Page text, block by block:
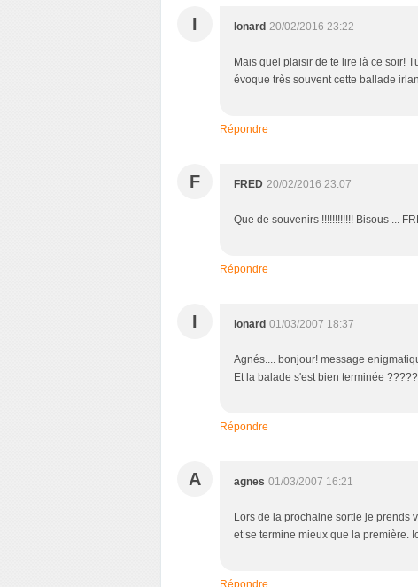
I Ionard 20/02/2016 23:22
Mais quel plaisir de te lire là ce soir!
évoque très souvent cette ballade
Répondre
F FRED 20/02/2016 23:07
Que de souvenirs !!!!!!!!!!!! Bisous ...
Répondre
I ionard 01/03/2007 18:37
Agnés.... bonjour! message
Et la balade s'est bien terminée
Répondre
A agnes 01/03/2007 16:21
Lors de la prochaine sortie je prends
et se termine mieux que la première.
Répondre